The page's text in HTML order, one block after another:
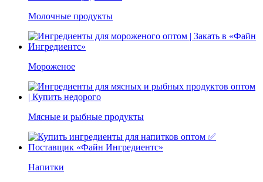
Молочные продукты
Мороженое
Мясные и рыбные продукты
Напитки